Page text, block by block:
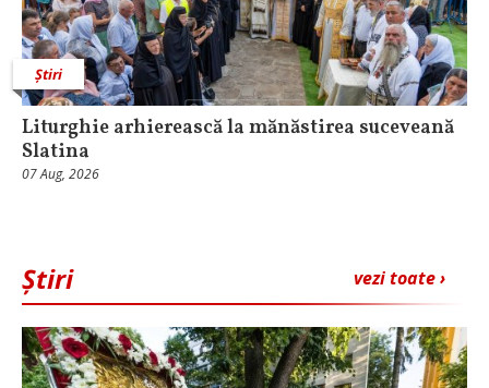
Știri
Liturghie arhierească la mănăstirea suceveană
Slatina
07 Aug, 2026
vezi toate ›
Știri